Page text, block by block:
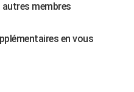
membres
en vous